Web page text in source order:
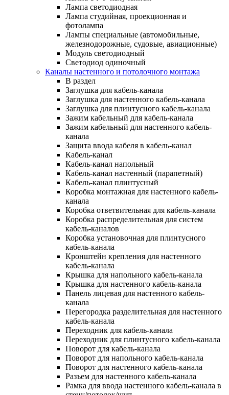
Лампа светодиодная
Лампа студийная, проекционная и
фотолампа
Лампы специальные (автомобильные,
железнодорожные, судовые, авиационные)
Модуль светодиодный
Светодиод одиночный
Каналы настенного и потолочного монтажа
В раздел
Заглушка для кабель-канала
Заглушка для настенного кабель-канала
Заглушка для плинтусного кабель-канала
Зажим кабельный для кабель-канала
Зажим кабельный для настенного кабель-
канала
Защита ввода кабеля в кабель-канал
Кабель-канал
Кабель-канал напольный
Кабель-канал настенный (парапетный)
Кабель-канал плинтусный
Коробка монтажная для настенного кабель-
канала
Коробка ответвительная для кабель-канала
Коробка распределительная для систем
кабель-каналов
Коробка установочная для плинтусного
кабель-канала
Кронштейн крепления для настенного
кабель-канала
Крышка для напольного кабель-канала
Крышка для настенного кабель-канала
Панель лицевая для настенного кабель-
канала
Перегородка разделительная для настенного
кабель-канала
Переходник для кабель-канала
Переходник для плинтусного кабель-канала
Поворот для кабель-канала
Поворот для напольного кабель-канала
Поворот для настенного кабель-канала
Разъем для настенного кабель-канала
Рамка для ввода настенного кабель-канала в